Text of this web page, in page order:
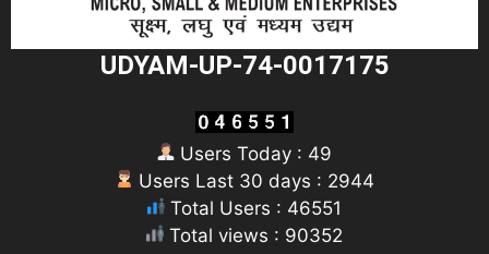
UDYAM-UP-74-0017175
Users Today : 49
Users Last 30 days : 2944
Total Users : 46551
Total views : 90352